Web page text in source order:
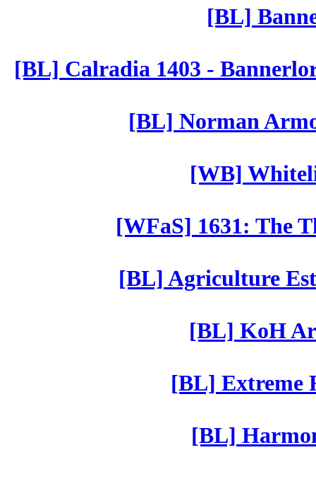
[BL]
[BL] Calradia 1403 -
[BL] Norman
[WB]
[WFaS] 1631: The
[BL] Agriculture
[BL] KoH
[BL] Extreme
[BL]